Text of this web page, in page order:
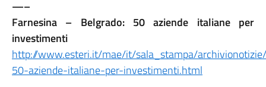
—–
Farnesina – Belgrado: 50 aziende italiane per
investimenti
http://www.esteri.it/mae/it/sala_stampa/
50-aziende-italiane-per-investimenti.html